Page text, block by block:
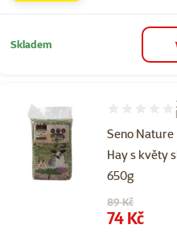
Skladem
Seno Nature
Hay s květy
650g
Hodnocení
Původní cena
89 Kč
Cena
74 Kč